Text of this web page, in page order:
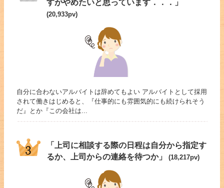
すがやめたいと思っています．．．」
(20,933pv)
自分に合わないアルバイトは辞めてもよい アルバイトとして採用
されて働きはじめると、『仕事的にも雰囲気的にも続けられそう
だ』とか『この会社は...
「上司に相談する際の日程は自分から指定す
るか、上司からの連絡を待つか」
(18,217pv)